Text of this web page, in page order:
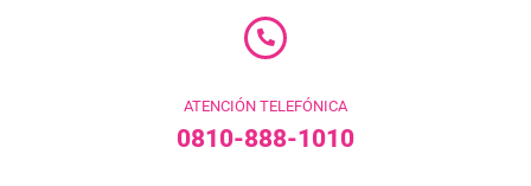
ATENCIÓN TELEFÓNICA
0810-888-1010